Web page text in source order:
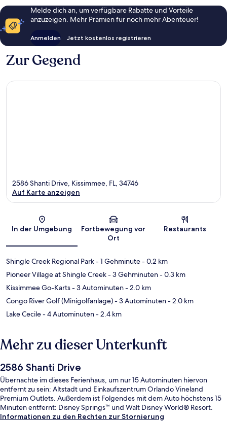
Melde dich an, um verfügbare Rabatte und Vorteile
anzuzeigen. Mehr Prämien für noch mehr Abenteuer!
Anmelden Jetzt kostenlos registrieren
Zur Gegend
Karte
2586 Shanti Drive, Kissimmee, FL, 34746
Auf Karte anzeigen
In der Umgebung
Fortbewegung vor
Ort
Restaurants
Shingle Creek Regional Park- 1 Gehminute- 0.2 km
Pioneer Village at Shingle Creek- 3 Gehminuten- 0.3 km
Kissimmee Go-Karts- 3 Autominuten- 2.0 km
Congo River Golf (Minigolfanlage)- 3 Autominuten- 2.0 km
Lake Cecile- 4 Autominuten- 2.4 km
Mehr zu dieser Unterkunft
2586 Shanti Drive
Übernachte im dieses Ferienhaus, um nur 15 Autominuten hiervon
entfernt zu sein: Altstadt und Einkaufszentrum Orlando Vineland
Premium Outlets. Außerdem ist Folgendes mit dem Auto höchstens 15
Minuten entfernt: Disney Springs™ und Walt Disney World® Resort.
Informationen zu den Rechten zur Stornierung